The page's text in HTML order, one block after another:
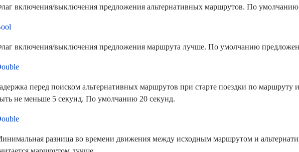
включения/выключения предложения альтернативных маршрутов. По
включения/выключения предложения маршрута лучше. По умолчанию
перед поиском альтернативных маршрутов при старте поездки по
не меньше 5 секунд. По умолчанию 20 секунд.
разница во времени движения между исходным маршрутом и